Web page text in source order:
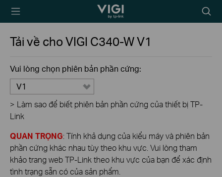
TP-Link, Reliably
Biểu
tượng
Tải về choVIGI C340-WV1
Vui lòng chọn phiên bản phần cứng:
V1
> Làm sao để biết phiên bản phần cứng của thiết bị TP-
Link
QUAN TRỌNG: Tính khả dụng của kiểu máy và phiên bản
phần cứng khác nhau tùy theo khu vực. Vui lòng tham
khảo trang web TP-Link theo khu vực của bạn để xác định
tình trạng sẵn có của sản phẩm.